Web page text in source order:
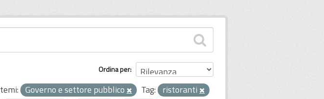
Ordina per
temi: Governo e settore pubblico Tag: ristoranti